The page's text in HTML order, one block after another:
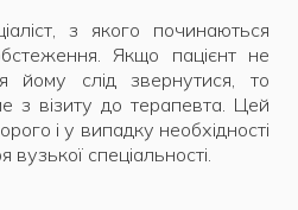
з якого починаються
Якщо пацієнт не
йому слід звернутися, то
з візиту до терапевта. Цей
і у випадку необхідності
спеціальності.